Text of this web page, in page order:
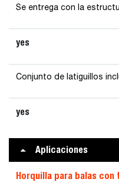
Se entrega con la
yes
Conjunto de latiguillos
yes
Aplicaciones
Horquilla para balas con